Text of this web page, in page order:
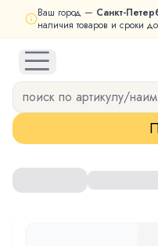
Ваш город — Санкт-
наличия товаров и сроки
open navigation menu